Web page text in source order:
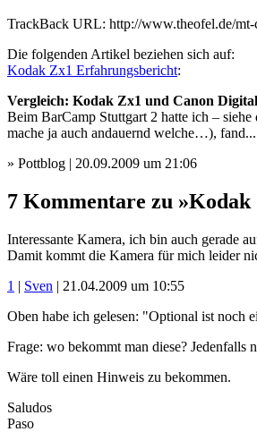
TrackBack URL: http://www.theofel.de/
Die folgenden Artikel beziehen sich auf:
Kodak Zx1 Erfahrungsbericht:
Vergleich: Kodak Zx1 und Canon
Beim BarCamp Stuttgart 2 hatte ich –
mache ja auch andauernd welche…), fand...
» Pottblog | 20.09.2009 um 21:06
7 Kommentare zu
Interessante Kamera, ich bin auch gerade
Damit kommt die Kamera für mich leider
1 | Sven | 21.04.2009 um 10:55
Oben habe ich gelesen: "Optional ist noch
Frage: wo bekommt man diese?
Wäre toll einen Hinweis zu bekommen.
Saludos
Paso